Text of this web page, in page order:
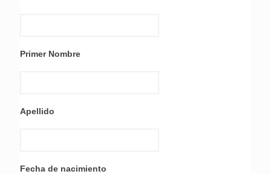
Primer Nombre
Apellido
Fecha de nacimiento